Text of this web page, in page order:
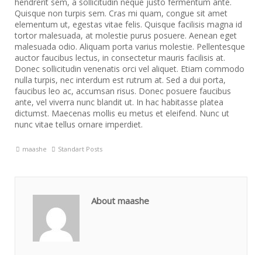
Quisque non turpis sem. Cras mi quam, congue sit amet
elementum ut, egestas vitae felis. Quisque facilisis magna id
tortor malesuada, at molestie purus posuere. Aenean eget
malesuada odio. Aliquam porta varius molestie. Pellentesque
auctor faucibus lectus, in consectetur mauris facilisis at.
Donec sollicitudin venenatis orci vel aliquet. Etiam commodo
nulla turpis, nec interdum est rutrum at. Sed a dui porta,
faucibus leo ac, accumsan risus. Donec posuere faucibus
ante, vel viverra nunc blandit ut. In hac habitasse platea
dictumst. Maecenas mollis eu metus et eleifend. Nunc ut
nunc vitae tellus ornare imperdiet.
maashe Standart Posts
About maashe